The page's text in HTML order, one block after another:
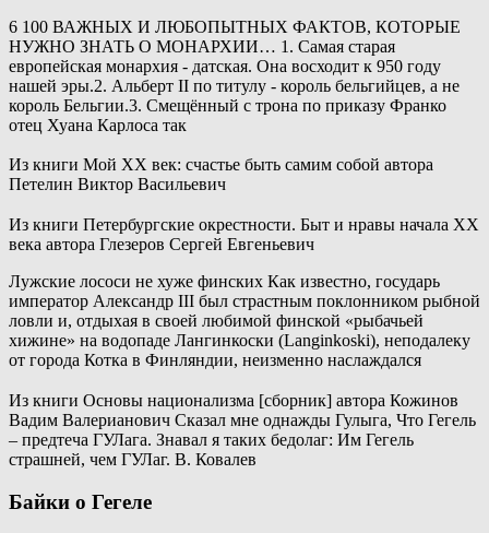
6 100 ВАЖНЫХ И ЛЮБОПЫТНЫХ ФАКТОВ, КОТОРЫЕ
НУЖНО ЗНАТЬ О МОНАРХИИ… 1. Самая старая
европейская монархия - датская. Она восходит к 950 году
нашей эры.2. Альберт II по титулу - король бельгийцев, а не
король Бельгии.3. Смещённый с трона по приказу Франко
отец Хуана Карлоса так
Из книги Мой XX век: счастье быть самим собой автора
Петелин Виктор Васильевич
Из книги Петербургские окрестности. Быт и нравы начала ХХ
века автора Глезеров Сергей Евгеньевич
Лужские лососи не хуже финских Как известно, государь
император Александр III был страстным поклонником рыбной
ловли и, отдыхая в своей любимой финской «рыбачьей
хижине» на водопаде Лангинкоски (Langinkoski), неподалеку
от города Котка в Финляндии, неизменно наслаждался
Из книги Основы национализма [сборник] автора Кожинов
Вадим Валерианович Сказал мне однажды Гулыга, Что Гегель
– предтеча ГУЛага. Знавал я таких бедолаг: Им Гегель
страшней, чем ГУЛаг. В. Ковалев
Байки о Гегеле